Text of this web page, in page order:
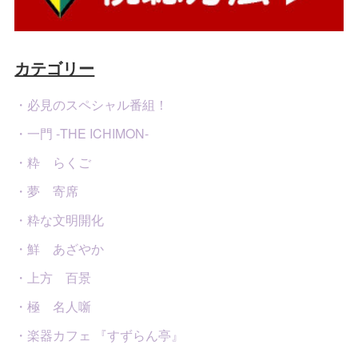
カテゴリー
・必見のスペシャル番組！
・一門 -THE ICHIMON-
・粋 らくご
・夢 寄席
・粋な文明開化
・鮮 あざやか
・上方 百景
・極 名人噺
・楽器カフェ 『すずらん亭』